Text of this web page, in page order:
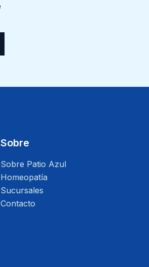
Sobre
Sobre Patio Azul
Homeopatía
Sucursales
Contacto